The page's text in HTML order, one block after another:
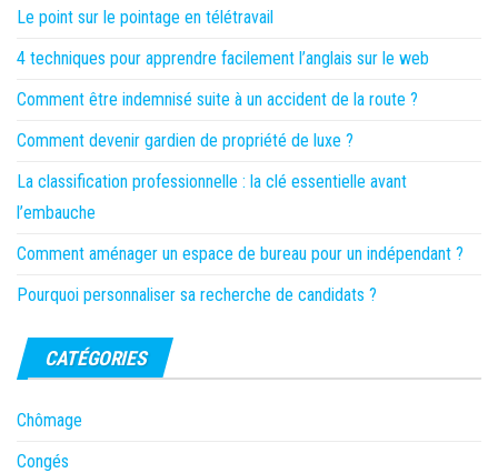
Le point sur le pointage en télétravail
4 techniques pour apprendre facilement l’anglais sur le web
Comment être indemnisé suite à un accident de la route ?
Comment devenir gardien de propriété de luxe ?
La classification professionnelle : la clé essentielle avant
l’embauche
Comment aménager un espace de bureau pour un indépendant ?
Pourquoi personnaliser sa recherche de candidats ?
CATÉGORIES
Chômage
Congés